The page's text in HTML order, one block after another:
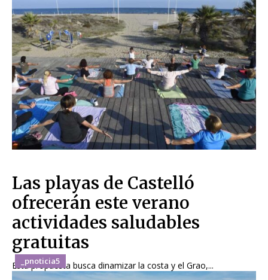
_pnoticia5
Las playas de Castelló
ofrecerán este verano
actividades saludables
gratuitas
Esta propuesta busca dinamizar la costa y el Grao,...